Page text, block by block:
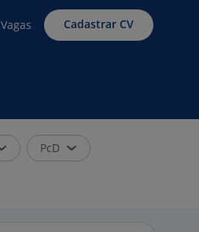
Cadastrar CV
PcD